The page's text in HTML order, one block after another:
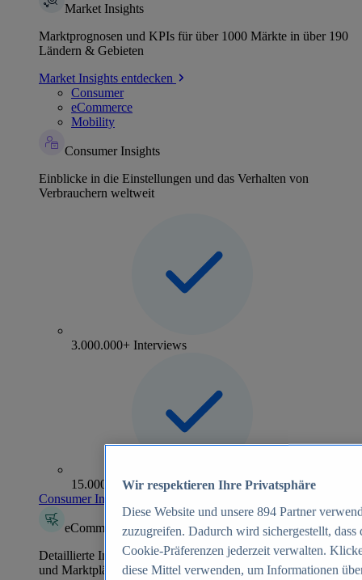
Market Insights
Marktprognosen und KPIs für über 1000 Märkte in über 190
Ländern & Gebieten
Market Insights entdecken
Consumer
eCommerce
Mobility
Consumer Insights
Einblicke in die Einstellungen und das Verhalten von
Verbrauchern weltweit
3.000.000+ Interviews
15.000+ Marken
Consumer Insights entdecken
eCommerce Insights
Detaillierte Informationen zu mehr als 39.000 Online-Shops
und Marktplätzen
Wir respektieren Ihre Privatsphäre
Diese Website und unsere 894 Partner
zuzugreifen. Dadurch wird sichergestellt,
Cookie-Präferenzen jederzeit verwalten.
diese Mittel verwenden, um Informationen